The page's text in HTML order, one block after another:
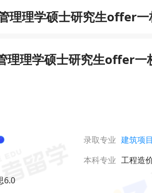
理理学硕士研究生offer一
理理学硕士研究生offer一
录取专业 建筑项
本科专业 工程造
6.0